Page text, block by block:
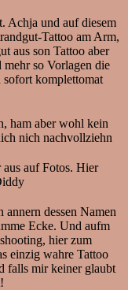
Achja und auf diesem
Tattoo am Arm,
aus son Tattoo aber
mehr so Vorlagen die
sofort komplettomat
ham aber wohl kein
nich nachvollziehn
auf Fotos. Hier
dessen Namen
Ecke. Und aufm
hier zum
einzig wahre Tattoo
falls mir keiner glaubt